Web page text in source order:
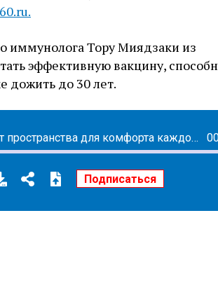
иммунолога Тору Миядзаки из
эффективную вакцину,
дожить до 30 лет.
Творец невидимого фронта или кто создает пространства для комфорта каждого сотрудника: история Елены Савченко